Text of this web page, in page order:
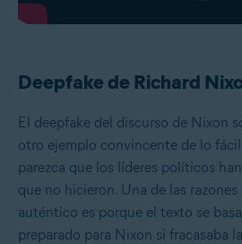
Deepfake de Richard
El deepfake del discurso de Nixon
otro ejemplo convincente de lo
parezca que los líderes políticos
que no hicieron. Una de las
auténtico es porque el texto se
preparado para Nixon si fracasaba la